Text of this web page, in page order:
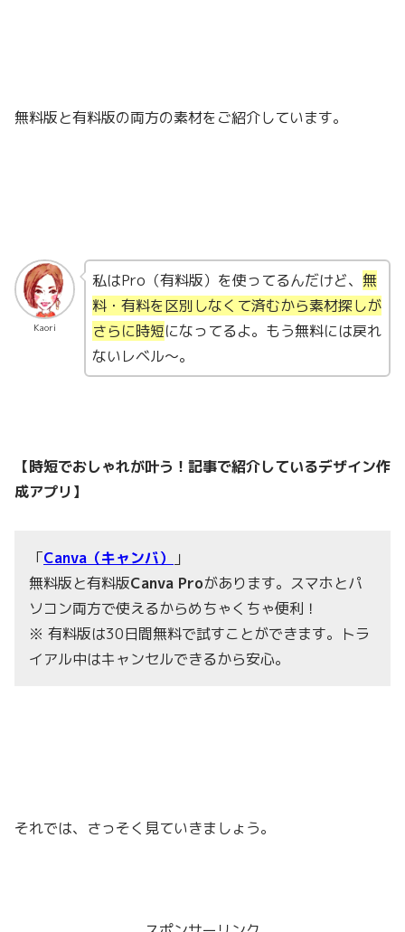
無料版と有料版の両方の素材をご紹介しています。
Kaori
私はPro（有料版）を使ってるんだけど、 無
料・有料を区別しなくて済むから素材探しが
さらに時短になってるよ。もう無料には戻れ
ないレベル〜。
【時短でおしゃれが叶う！記事で紹介しているデザイン作
成アプリ】
「Canva（キャンバ）
」
無料版と有料版Canva Proがあります。スマホとパ
ソコン両方で使えるからめちゃくちゃ便利！
※ 有料版は30日間無料で試すことができます。トラ
イアル中はキャンセルできるから安心。
それでは、さっそく見ていきましょう。